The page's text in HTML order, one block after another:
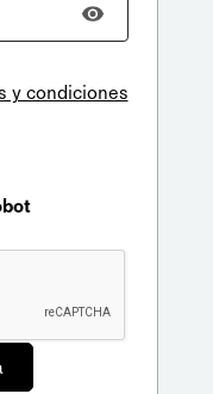
y condiciones